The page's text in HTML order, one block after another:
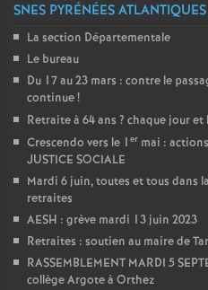
SNES PYRÉNÉES ATLANTIQUES
La section Départementale
Le bureau
Du 17 au 23 mars : contre le
continue!
Retraite à 64 ans ? chaque jour
Crescendo vers le 1 er mai :
JUSTICE SOCIALE
Mardi 6 juin, toutes et tous dans
retraites
AESH : grève mardi 13 juin 2023
Retraites : soutien au maire de
RASSEMBLEMENT MARDI 5
collège Argote à Orthez